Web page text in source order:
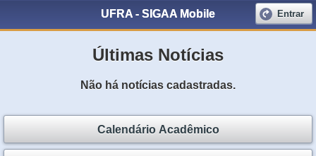
UFRA - SIGAA Mobile Entrar
Últimas Notícias
Não há notícias cadastradas.
Calendário Acadêmico